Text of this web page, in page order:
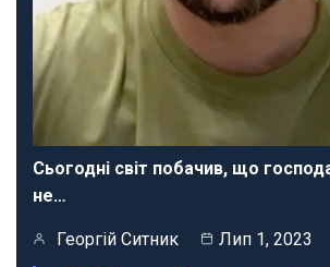
Сьогодні світ побачив, що
не…
Георгій Ситник Лип 1, 2023